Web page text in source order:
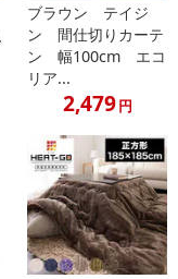
ブラウン テイジ
ン 間仕切りカーテ
ン 幅100cm エコ
リア...
2,479円